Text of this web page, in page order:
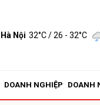
Hà Nội 32°C/ 26 - 32°C
DOANH NGHIỆP DOANH